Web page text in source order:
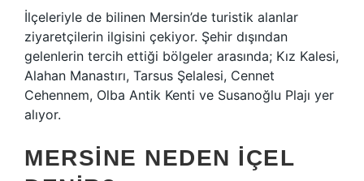
İlçeleriyle de bilinen Mersin’de turistik alanlar
ziyaretçilerin ilgisini çekiyor. Şehir dışından
gelenlerin tercih ettiği bölgeler arasında; Kız Kalesi,
Alahan Manastırı, Tarsus Şelalesi, Cennet
Cehennem, Olba Antik Kenti ve Susanoğlu Plajı yer
alıyor.
MERSINE NEDEN IÇEL